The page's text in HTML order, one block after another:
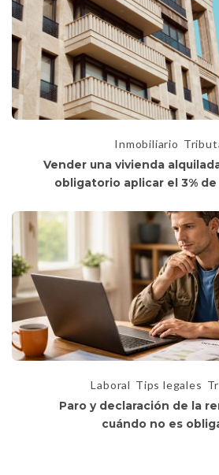
Inmobiliario
Vender una vivienda
obligatorio aplicar el 3%
Laboral Tips legales
Paro y declaración de la
cuándo no es